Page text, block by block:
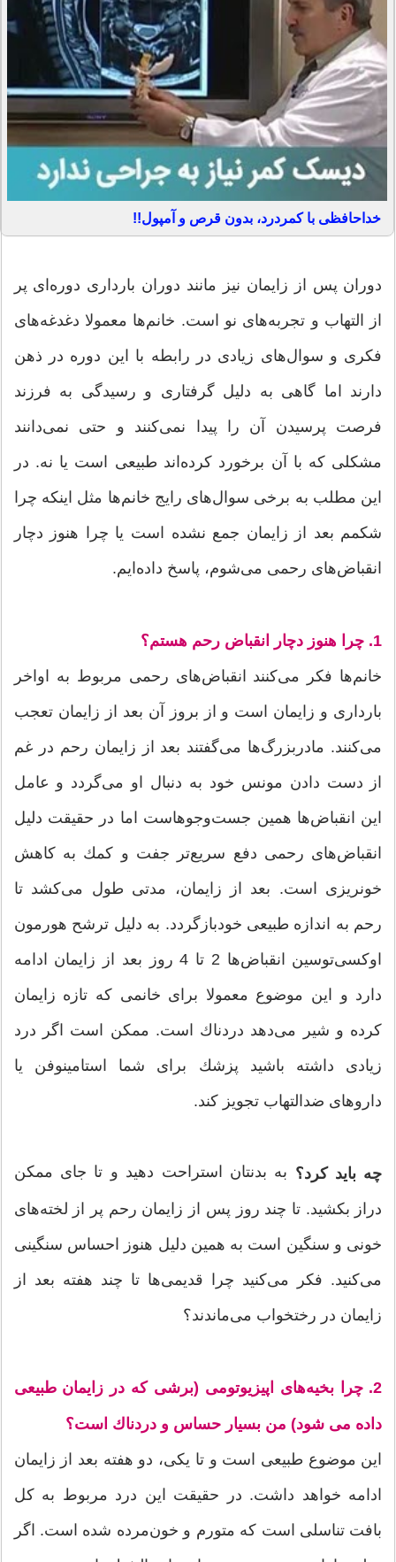
خداحافظی با کمردرد، بدون قرص و آمپول!!
دوران پس از زایمان نیز مانند دوران بارداری دوره‌ای پر
از التهاب و تجربه‌های نو است. خانم‌ها معمولا دغدغه‌های
فكری و سوال‌های زیادی در رابطه با این دوره در ذهن
دارند اما گاهی به دلیل گرفتاری و رسیدگی به فرزند
فرصت پرسیدن آن را پیدا نمی‌كنند و حتی نمی‌دانند
مشكلی كه با آن برخورد كرده‌اند طبیعی است یا نه. در
این مطلب به برخی سوال‌های رایج خانم‌ها مثل اینكه چرا
شكمم بعد از زایمان جمع نشده است یا چرا هنوز دچار
انقباض‌های رحمی می‌شوم، پاسخ داده‌ایم.
1. چرا هنوز دچار انقباض رحم هستم؟
خانم‌ها فكر می‌كنند انقباض‌های رحمی مربوط به اواخر
بارداری و زایمان است و از بروز آن بعد از زایمان تعجب
می‌كنند. مادربزرگ‌ها می‌گفتند بعد از زایمان رحم در غم
از دست دادن مونس خود به دنبال او می‌گردد و عامل
این انقباض‌ها همین جست‌وجوهاست اما در حقیقت دلیل
انقباض‌های رحمی دفع سریع‌تر جفت و كمك به كاهش
خونریزی است. بعد از زایمان، مدتی طول می‌كشد تا
رحم به اندازه طبیعی خودبازگردد. به دلیل ترشح هورمون
اوکسی‌توسین انقباض‌ها 2 تا 4 روز بعد از زایمان ادامه
دارد و این موضوع معمولا برای خانمی كه تازه زایمان
كرده و شیر می‌دهد دردناك است. ممكن است اگر درد
زیادی داشته باشید پزشك برای شما استامینوفن یا
داروهای ضدالتهاب تجویز كند.
چه باید کرد؟ به بدنتان استراحت دهید و تا جای ممكن
دراز بكشید. تا چند روز پس از زایمان رحم پر از لخته‌های
خونی و سنگین است به همین دلیل هنوز احساس سنگینی
می‌كنید. فكر می‌كنید چرا قدیمی‌ها تا چند هفته‌ بعد از
زایمان در رختخواب می‌ماندند؟
2. چرا بخیه‌های اپیزیوتومی (برشی که در زایمان طبیعی
داده می شود) من بسیار حساس و دردناك است؟
این موضوع طبیعی است و تا یكی، دو هفته بعد از زایمان
ادامه خواهد داشت. در حقیقت این درد مربوط به كل
بافت تناسلی است كه متورم و خون‌مرده شده است. اگر